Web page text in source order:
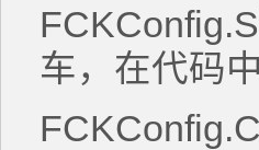
车，在代码